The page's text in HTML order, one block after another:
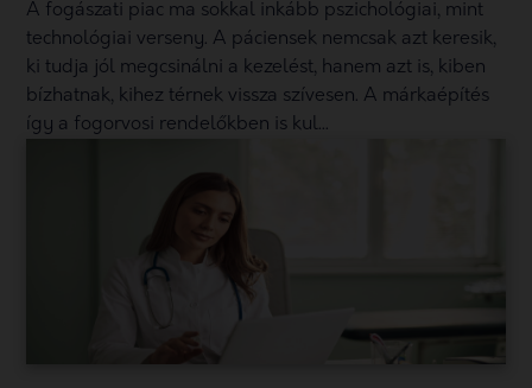
A fogászati piac ma sokkal inkább pszichológiai, mint
technológiai verseny. A páciensek nemcsak azt keresik,
ki tudja jól megcsinálni a kezelést, hanem azt is, kiben
bízhatnak, kihez térnek vissza szívesen. A márkaépítés
így a fogorvosi rendelőkben is kul...